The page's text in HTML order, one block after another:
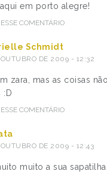
em porto alegre!
COMENTÁRIO
Schmidt
OUTUBRO DE 2009 - 12:32
zara, mas as coisas não
:D
COMENTÁRIO
OUTUBRO DE 2009 - 12:43
muito a sua sapatilha…